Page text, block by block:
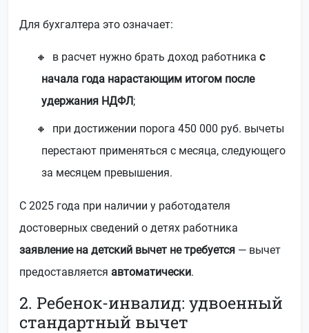
Для бухгалтера это означает:
в расчет нужно брать доход работника с
начала года нарастающим итогом после
удержания НДФЛ;
при достижении порога 450 000 руб. вычеты
перестают применяться с месяца, следующего
за месяцем превышения.
С 2025 года при наличии у работодателя
достоверных сведений о детях работника
заявление на детский вычет не требуется — вычет
предоставляется автоматически.
2. Ребенок-инвалид: удвоенный
стандартный вычет